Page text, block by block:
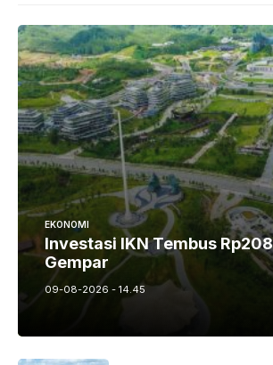
EKONOMI
Investasi IKN Tembus
Gempar
09-08-2026 - 14.45